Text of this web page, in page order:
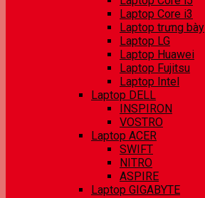
Laptop Core i3
Laptop trưng bày
Laptop LG
Laptop Huawei
Laptop Fujitsu
Laptop Intel
Laptop DELL
INSPIRON
VOSTRO
Laptop ACER
SWIFT
NITRO
ASPIRE
Laptop GIGABYTE